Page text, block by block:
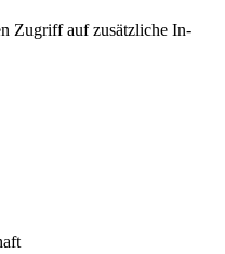
Zugriff auf zusätzliche In-